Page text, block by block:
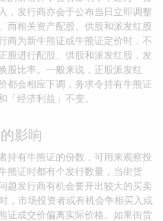
，发行商亦会于公布当日立即调整
而相关资产配股、供股和派发红股
商为新牛熊证或牛熊证定价时，不
股进行配股、供股和派发红股，发
股比率。一般来说，正股派发红
都会相应下调，务求令持有牛熊证
「经济利益」不变。
影响
持有牛熊证的份数，可用来观察投
熊证时都有个发行数量，当街货
题发行商有机会要开出较大的买卖
，市场投资者或有机会争相买入或
证成交价偏离实际价格。如果街货